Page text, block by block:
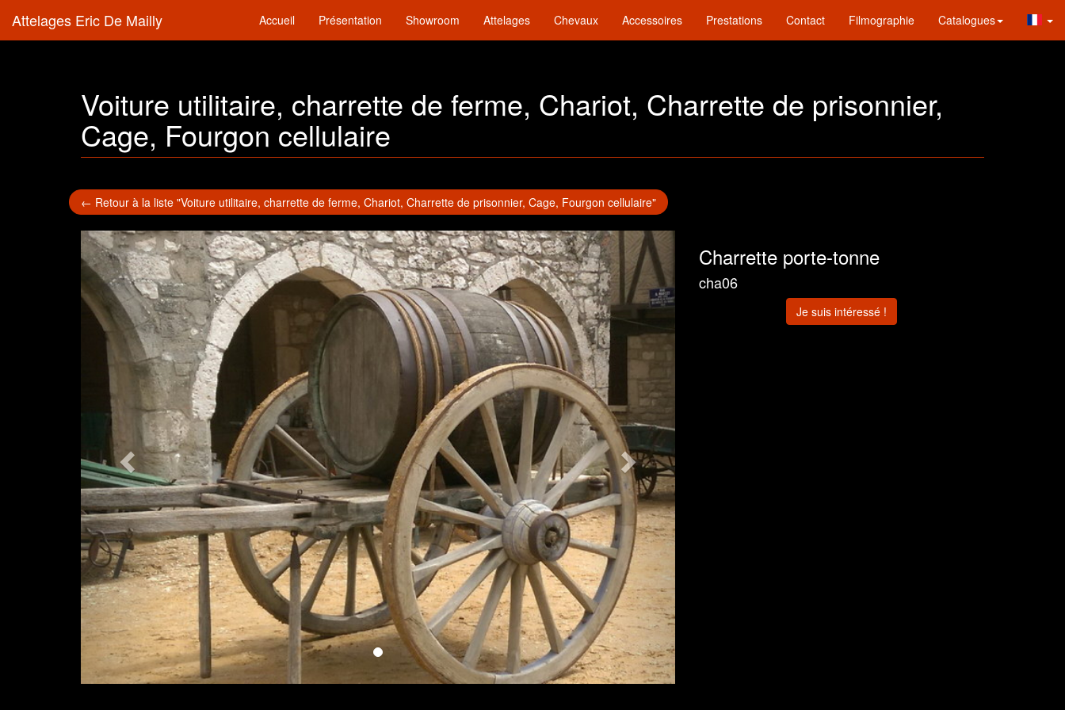
Attelages Eric De Mailly Accueil Présentation Showroom Attelages Chevaux Accessoires Prestations Contact Filmographie Catalogues
Voiture utilitaire, charrette de ferme, Chariot, Charrette de prisonnier,
Cage, Fourgon cellulaire
← Retour à la liste "Voiture utilitaire, charrette de ferme, Chariot, Charrette de prisonnier, Cage, Fourgon cellulaire"
Charrette porte-tonne
cha06
Je suis intéressé !